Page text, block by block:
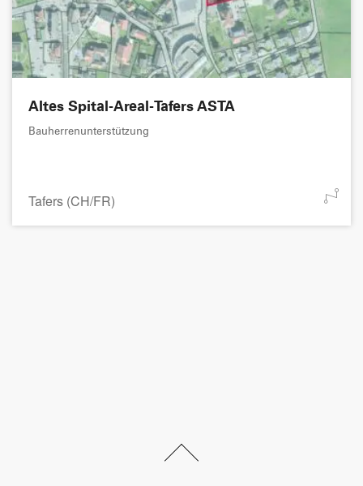
Altes Spital-Areal-Tafers ASTA
Bauherrenunterstützung
Tafers (CH/FR)